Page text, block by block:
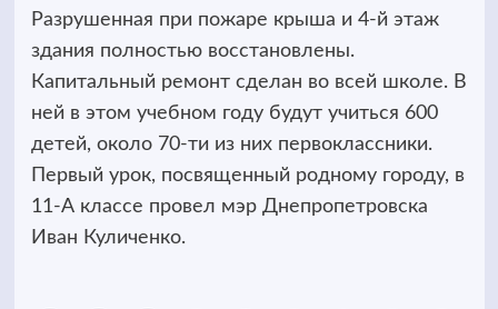
Разрушенная при пожаре крыша и 4-й этаж
здания полностью восстановлены.
Капитальный ремонт сделан во всей школе. В
ней в этом учебном году будут учиться 600
детей, около 70-ти из них первоклассники.
Первый урок, посвященный родному городу, в
11-А классе провел мэр Днепропетровска
Иван Куличенко.